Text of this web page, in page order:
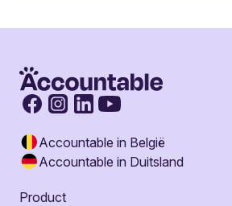
Accountable in België
Accountable in Duitsland
Product